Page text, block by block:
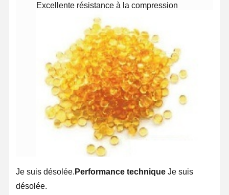
Excellente résistance à la compression
Je suis désolée. Performance technique Je suis
désolée.